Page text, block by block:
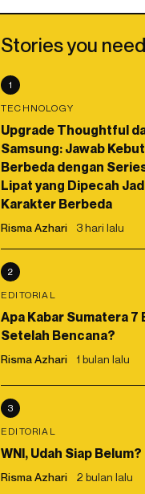
Stories you
1
TECHNOLOGY
Upgrade Thoughtful
Samsung: Jawab
Berbeda dengan
Lipat yang Dipecah
Karakter Berbeda
Risma Azhari 3 hari lalu
2
EDITORIAL
Apa Kabar Sumatera 7
Setelah Bencana?
Risma Azhari 1 bulan lalu
3
EDITORIAL
WNI, Udah Siap Belum?
Risma Azhari 2 bulan lalu